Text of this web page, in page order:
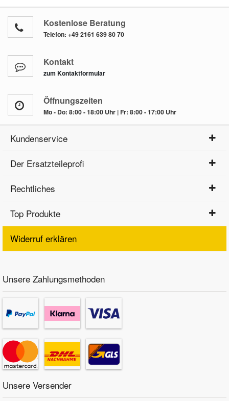
Kostenlose Beratung
Telefon: +49 2161 639 80 70
Kontakt
zum Kontaktformular
Öffnungszeiten
Mo - Do: 8:00 - 18:00 Uhr | Fr: 8:00 - 17:00 Uhr
Kundenservice
Der Ersatzteileprofi
Rechtliches
Top Produkte
Widerruf erklären
Unsere Zahlungsmethoden
Unsere Versender